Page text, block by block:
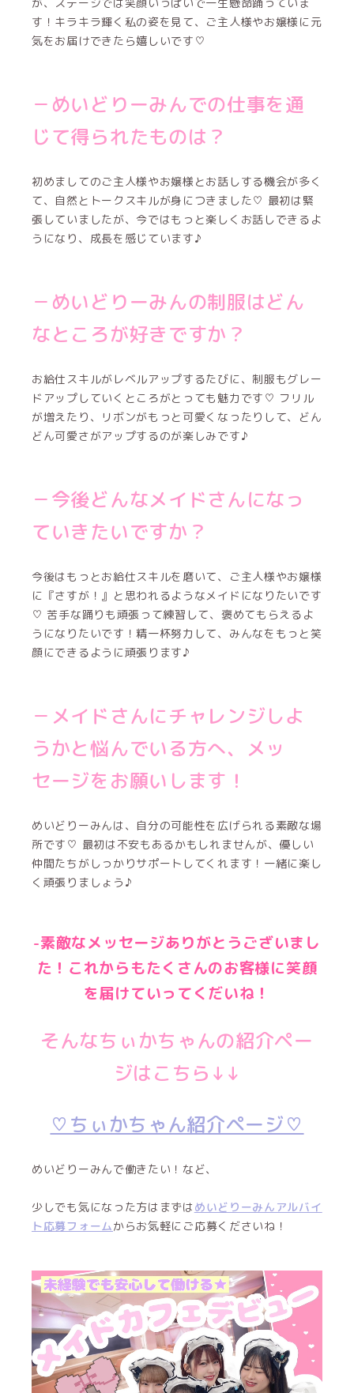
す！キラキラ輝く私の姿を見て、ご主人様やお嬢様に元
気をお届けできたら嬉しいです♡
－めいどりーみんでの仕事を通
じて得られたものは？
初めましてのご主人様やお嬢様とお話しする機会が多く
て、自然とトークスキルが身につきました♡ 最初は緊
張していましたが、今ではもっと楽しくお話しできるよ
うになり、成長を感じています♪
－めいどりーみんの制服はどん
なところが好きですか？
お給仕スキルがレベルアップするたびに、制服もグレー
ドアップしていくところがとっても魅力です♡ フリル
が増えたり、リボンがもっと可愛くなったりして、どん
どん可愛さがアップするのが楽しみです♪
－今後どんなメイドさんになっ
ていきたいですか？
今後はもっとお給仕スキルを磨いて、ご主人様やお嬢様
に『さすが！』と思われるようなメイドになりたいです
♡ 苦手な踊りも頑張って練習して、褒めてもらえるよ
うになりたいです！精一杯努力して、みんなをもっと笑
顔にできるように頑張ります♪
－メイドさんにチャレンジしよ
うかと悩んでいる方へ、メッ
セージをお願いします！
めいどりーみんは、自分の可能性を広げられる素敵な場
所です♡ 最初は不安もあるかもしれませんが、優しい
仲間たちがしっかりサポートしてくれます！一緒に楽し
く頑張りましょう♪
-素敵なメッセージありがとうございまし
た！これからもたくさんのお客様に笑顔
を届けていってくだいね！
そんなちぃかちゃんの紹介ペー
ジはこちら↓↓
♡ちぃかちゃん紹介ページ♡
めいどりーみんで働きたい！など、
少しでも気になった方はまずは めいどりーみんアルバイ
ト応募フォームからお気軽にご応募くださいね！